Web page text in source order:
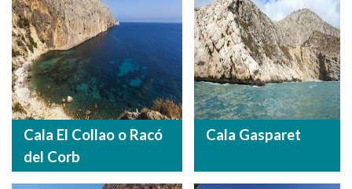
Cala El Collao o Racó
del Corb
Cala Gasparet